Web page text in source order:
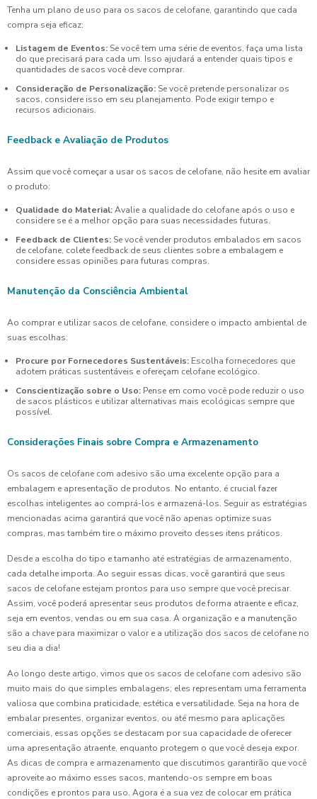
Tenha um plano de uso para os sacos de celofane, garantindo que cada
compra seja eficaz:
Listagem de Eventos: Se você tem uma série de eventos, faça uma lista
do que precisará para cada um. Isso ajudará a entender quais tipos e
quantidades de sacos você deve comprar.
Consideração de Personalização: Se você pretende personalizar os
sacos, considere isso em seu planejamento. Pode exigir tempo e
recursos adicionais.
Feedback e Avaliação de Produtos
Assim que você começar a usar os sacos de celofane, não hesite em avaliar
o produto:
Qualidade do Material:Avalie a qualidade do celofane após o uso e
considere se é a melhor opção para suas necessidades futuras.
Feedback de Clientes: Se você vender produtos embalados em sacos
de celofane, colete feedback de seus clientes sobre a embalagem e
considere essas opiniões para futuras compras.
Manutenção da Consciência Ambiental
Ao comprar e utilizar sacos de celofane, considere o impacto ambiental de
suas escolhas:
Procure por Fornecedores Sustentáveis: Escolha fornecedores que
adotem práticas sustentáveis e ofereçam celofane ecológico.
Conscientização sobre o Uso: Pense em como você pode reduzir o uso
de sacos plásticos e utilizar alternativas mais ecológicas sempre que
possível.
Considerações Finais sobre Compra e Armazenamento
Os sacos de celofane com adesivo são uma excelente opção para a
embalagem e apresentação de produtos. No entanto, é crucial fazer
escolhas inteligentes ao comprá-los e armazená-los. Seguir as estratégias
mencionadas acima garantirá que você não apenas optimize suas
compras, mas também tire o máximo proveito desses itens práticos.
Desde a escolha do tipo e tamanho até estratégias de armazenamento,
cada detalhe importa. Ao seguir essas dicas, você garantirá que seus
sacos de celofane estejam prontos para uso sempre que você precisar.
Assim, você poderá apresentar seus produtos de forma atraente e eficaz,
seja em eventos, vendas ou em sua casa. A organização e a manutenção
são a chave para maximizar o valor e a utilização dos sacos de celofane no
seu dia a dia!
Ao longo deste artigo, vimos que os sacos de celofane com adesivo são
muito mais do que simples embalagens; eles representam uma ferramenta
valiosa que combina praticidade, estética e versatilidade. Seja na hora de
embalar presentes, organizar eventos, ou até mesmo para aplicações
comerciais, essas opções se destacam por sua capacidade de oferecer
uma apresentação atraente, enquanto protegem o que você deseja expor.
As dicas de compra e armazenamento que discutimos garantirão que você
aproveite ao máximo esses sacos, mantendo-os sempre em boas
condições e prontos para uso. Agora é a sua vez de colocar em prática